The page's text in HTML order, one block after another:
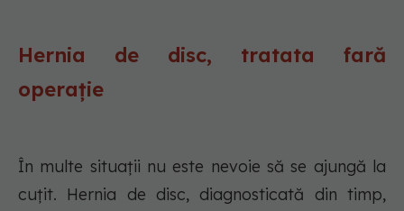
Hernia de disc, tratata fară
operație
În multe situații nu este nevoie să se ajungă la
cuțit. Hernia de disc, diagnosticată din timp,